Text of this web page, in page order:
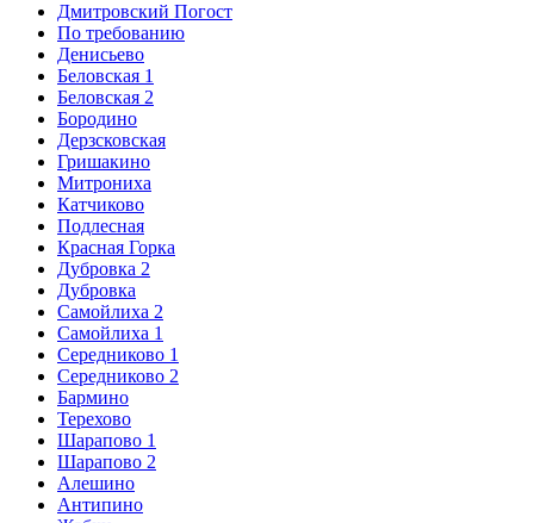
Дмитровский Погост
По требованию
Денисьево
Беловская 1
Беловская 2
Бородино
Дерзсковская
Гришакино
Митрониха
Катчиково
Подлесная
Красная Горка
Дубровка 2
Дубровка
Самойлиха 2
Самойлиха 1
Середниково 1
Середниково 2
Бармино
Терехово
Шарапово 1
Шарапово 2
Алешино
Антипино